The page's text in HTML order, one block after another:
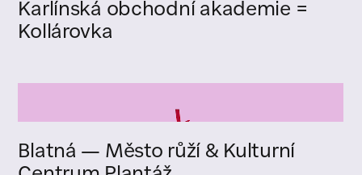
Karlínská obchodní akademie =
Kollárovka
Blatná — Město růží & Kulturní